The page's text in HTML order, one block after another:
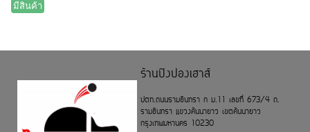
มีสินค้า
ร้านปิงปองเฮาส์
ปตท.ถนนรามอินทรา ก ม.11 เลขที่ 673/4 ถ.
รามอินทรา แขวงคันนายาว เขตคันนายาว
กรุงเทพมหานคร 10230